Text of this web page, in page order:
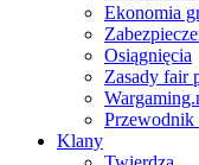
Ekonomia
Osiągnięcia
Zasady fair
Klany